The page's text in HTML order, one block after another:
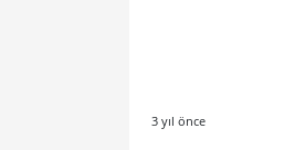
3 yıl önce